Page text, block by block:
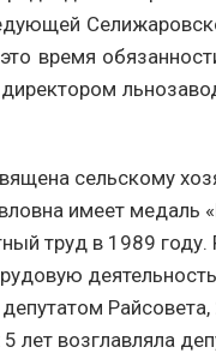
время
сельскому
имеет медаль
труд в 1989 году.
лет возглавляла